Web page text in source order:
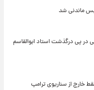
ماندنی شد
در پی درگذشت استاد ابوالقاسم
خارج از سناریوی ترامپ